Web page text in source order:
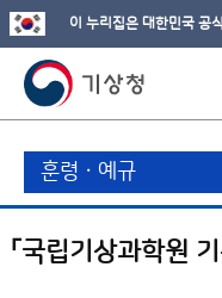
이 누리집은 대한민국 공
훈령ㆍ예규
「국립기상과학원